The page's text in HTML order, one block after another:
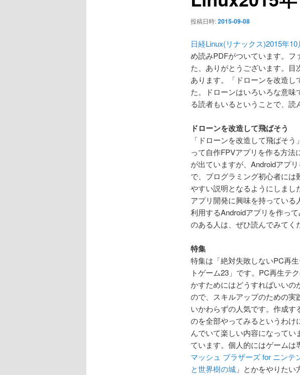
投稿日時:2015-09-08
日経Linux(リナックス)2015年10
め読みPDFがついています。フ
た、ありがとうございます。目
あります。「ドローンを改造
た。ドローンはいろいろな意
る読者もいるということで、読
ドローンを改造して飛ばそう
「ドローンを改造して飛ばそ
って自作FPVアプリを作る方
が出ていますが、Androidアプ
で、プログラミング初心者には
やすい説明となるようにしまし
アプリ開発に興味を持ってい
利用するAndroidアプリを作っ
のある人は、ぜひ読んでみてく
特集
特集は「絶対失敗しないPC再
トゲーム23」です。PC再生テ
かすためにはどうすればいい
ので、スキルアップのための実
いかわらずの人気です。作成
のを全部やってみるというわ
んでいて楽しい内容になって
ています。個人的にはゲーム
マッシュ ブラザーズ for ニンテ
と世界樹の城」とかをやりたい